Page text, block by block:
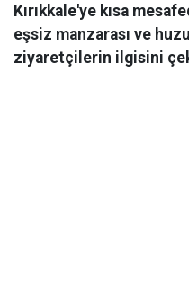
Kırıkkale'ye kısa
eşsiz manzarası ve
ziyaretçilerin ilgisini